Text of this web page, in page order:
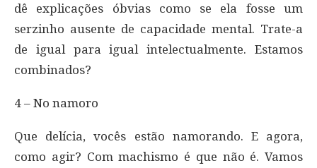
dê explicações óbvias como se ela fosse um
serzinho ausente de capacidade mental. Trate-a
de igual para igual intelectualmente. Estamos
combinados?
4 – No namoro
Que delícia, vocês estão namorando. E agora,
como agir? Com machismo é que não é. Vamos